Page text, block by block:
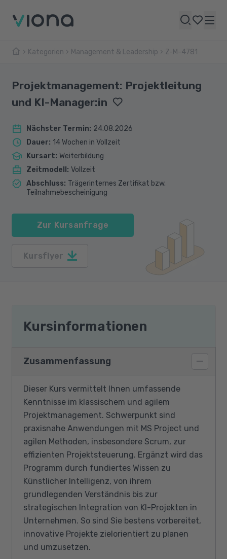
Kategorien Management & Leadership Z-M-4781
Projektmanagement: Projektleitung
und KI-Manager:in
Nächster Termin: 24.08.2026
Dauer: 14 Wochen in Vollzeit
Kursart: Weiterbildung
Zeitmodell : Vollzeit
Abschluss: Trägerinternes Zertifikat bzw.
Teilnahmebescheinigung
Zur Kursanfrage
Kursflyer
Kursinformationen
Zusammenfassung
Dieser Kurs vermittelt Ihnen umfassende
Kenntnisse im klassischem und agilem
Projektmanagement. Schwerpunkt sind
praxisnahe Anwendungen mit MS Project und
agilen Methoden, insbesondere Scrum, zur
effizienten Projektsteuerung. Ergänzt wird das
Programm durch fundiertes Wissen zu
Künstlicher Intelligenz, von ihrem
grundlegenden Verständnis bis zur
strategischen Integration von KI-Projekten in
Unternehmen. So sind Sie bestens vorbereitet,
innovative Projekte zielorientiert zu planen
und umzusetzen.